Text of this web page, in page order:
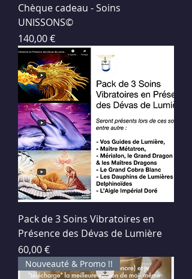
Chèque cadeau - Soins
UNISSONS©
Prix
140,00 €
Pack de 3 Soins Vibratoires en
Présence des Dévas de Lumière
Prix
60,00 €
Nouveauté & Promo !!